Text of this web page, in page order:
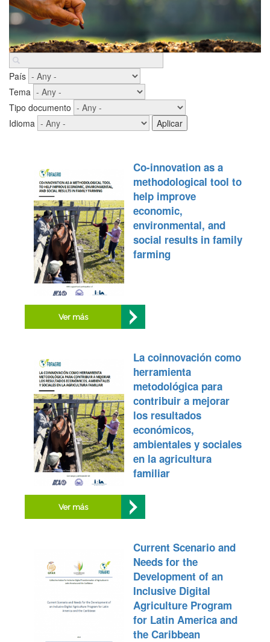
País
Tema
Tipo documento
Idioma
Co-innovation as a
methodological tool to
help improve
economic,
environmental, and
social results in family
farming
Ver más
La coinnovación como
herramienta
metodológica para
contribuir a mejorar
los resultados
económicos,
ambientales y sociales
en la agricultura
familiar
Ver más
Current Scenario and
Needs for the
Development of an
Inclusive Digital
Agriculture Program
for Latin America and
the Caribbean